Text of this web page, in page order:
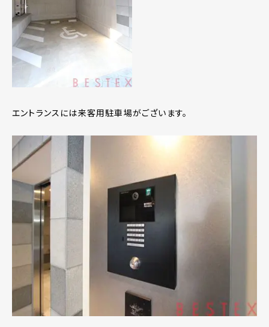
エントランスには来客用駐車場がございます。